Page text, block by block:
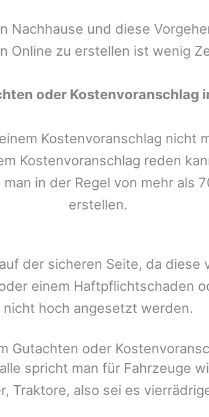
Nachhause und diese
Online zu erstellen ist wenig
oder Kostenvoranschlag
Kostenvoranschlag nicht
Kostenvoranschlag reden
in der Regel von mehr als
erstellen.
der sicheren Seite, da diese
einem Haftpflichtschaden
nicht hoch angesetzt werden.
Gutachten oder
spricht man für Fahrzeuge
Traktore, also sei es